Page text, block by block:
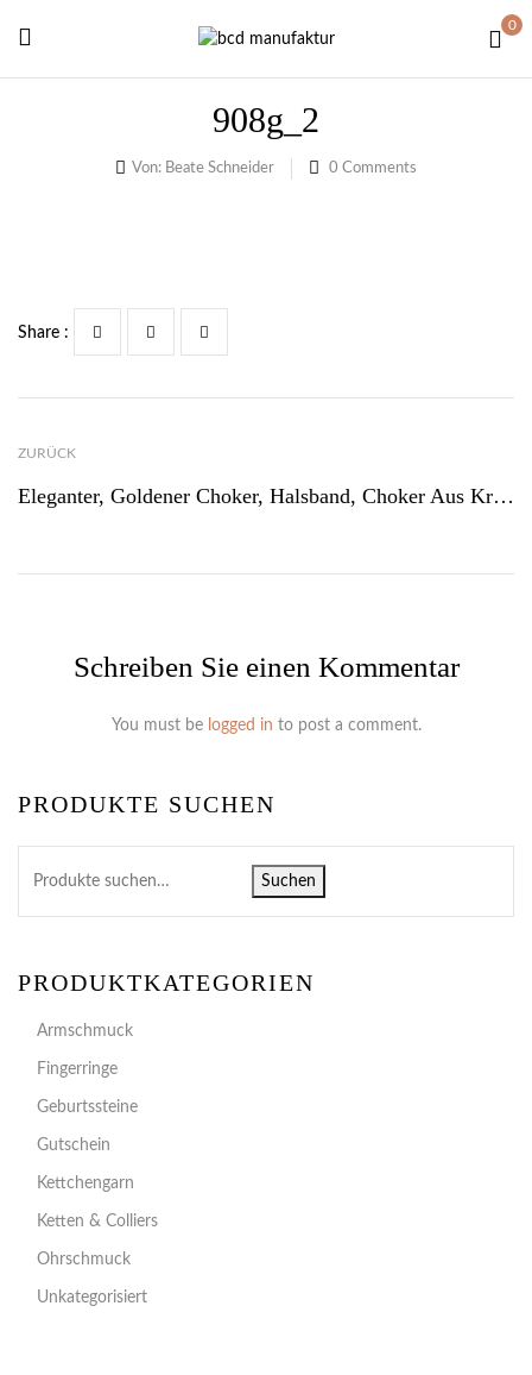
0
908g_2
Von: Beate Schneider 0 Comments
PRODUKTE SUCHEN
Suchen
PRODUKTKATEGORIEN
Armschmuck
Fingerringe
Geburtssteine
Gutschein
Kettchengarn
Ketten & Colliers
Ohrschmuck
Unkategorisiert
Share :
ZURÜCK
Eleganter, Goldener Choker, Halsband, Choker Aus Kräftigem 24ct Golddraht – CH910
Schreiben Sie einen Kommentar
You must be logged in to post a comment.